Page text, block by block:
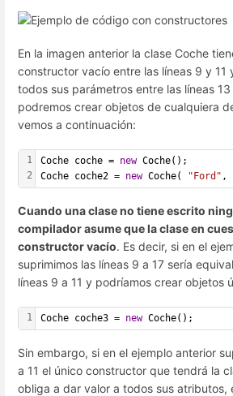
En la imagen anterior la clase Coche
constructor vacío entre las líneas 9 y 11
todos sus parámetros entre las líneas 13
podremos crear objetos de cualquiera
vemos a continuación:
1
2
Coche coche = new Coche();
Coche coche2 = new Coche( "Ford" ,
Cuando una clase no tiene escrito
compilador asume que la clase en
constructor vacío. Es decir, si en el
suprimimos las líneas 9 a 17 sería
líneas 9 a 11 y podríamos crear objetos
1 Coche coche3 = new Coche();
Sin embargo, si en el ejemplo anterior
a 11 el único constructor que tendrá la
obliga a dar valor a todos sus atributos,